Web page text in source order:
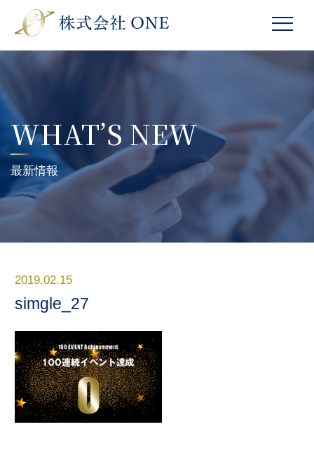
WHAT’S NEW
最新情報
2019.02.15
simgle_27